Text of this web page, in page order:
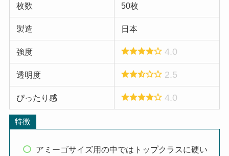
枚数 50枚
製造 日本
強度 4.0
透明度 2.5
ぴったり感 4.0
特徴
アミーゴサイズ用の中ではトップクラスに硬い